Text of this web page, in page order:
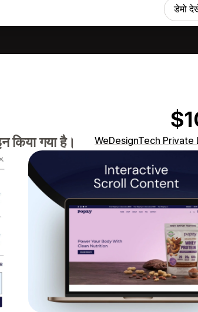
डेमो
किया गया है। WeDesignTech Private